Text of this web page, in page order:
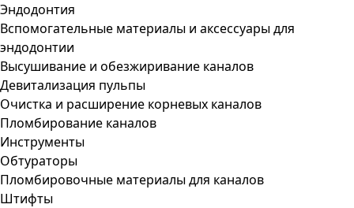
Эндодонтия
Вспомогательные материалы и аксессуары для
эндодонтии
Высушивание и обезжиривание каналов
Девитализация пульпы
Очистка и расширение корневых каналов
Пломбирование каналов
Инструменты
Обтураторы
Пломбировочные материалы для каналов
Штифты